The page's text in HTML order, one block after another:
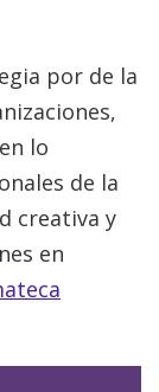
por de la
lo
de la
creativa y
en